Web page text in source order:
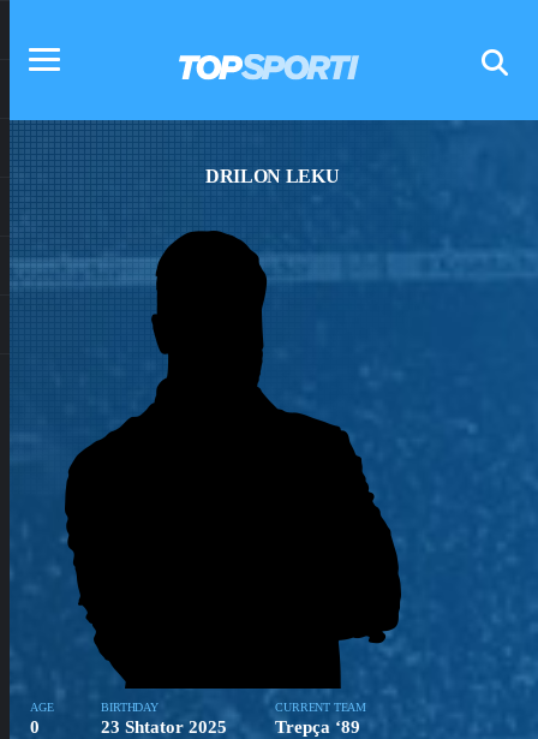
DRILON LEKU
AGE
0
BIRTHDAY
23 Shtator 2025
CURRENT TEAM
Trepça ‘89